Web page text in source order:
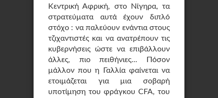
Κεντρική Αφρική, στο Νίγηρα, τα
στρατεύματα αυτά έχουν διπλό
στόχο : να παλεύουν ενάντια στους
τζιχαντιστές και να ανατρέπουν τις
κυβερνήσεις ώστε να επιβάλλουν
άλλες, πιο πειθήνιες... Πόσον
μάλλον που η Γαλλία φαίνεται να
ετοιμάζεται για μια σοβαρή
υποτίμηση του φράγκου CFA, του